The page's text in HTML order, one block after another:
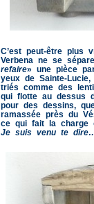
C’est peut-être plus
Verbena ne se
refaire» une pièce
yeux de Sainte-
triés comme des
qui flotte au dessus
pour des dessins,
ramassée près du
ce qui fait la charge
Je suis venu te dire…